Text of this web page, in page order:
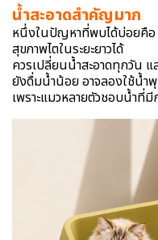
น้ำสะอาดสำคัญมาก
หนึ่งในปัญหาที่พบได้บ่อยคือ
สุขภาพไตในระยะยาวได้
ควรเปลี่ยนน้ำสะอาดทุกวัน แ
ยังดื่มน้ำน้อย อาจลองใช้น้ำ
เพราะแมวหลายตัวชอบน้ำที่